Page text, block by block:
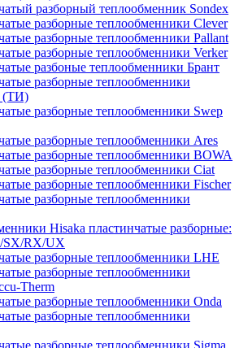
разборный теплообменник Sondex
разборные теплообменники Clever
разборные теплообменники Pallant
разборные теплообменники Verker
разбоные теплообменники Брант
разборные теплообменники
(ТИ)
разборные теплообменники Swep
разборные теплообменники Ares
разборные теплообменники BOWA
разборные теплообменники Ciat
разборные теплообменники Fischer
разборные теплообменники
Hisaka пластинчатые разборные:
SX/RX/UX
разборные теплообменники LHE
разборные теплообменники
Therm
разборные теплообменники Onda
разборные теплообменники
разборные теплообменники Sigma